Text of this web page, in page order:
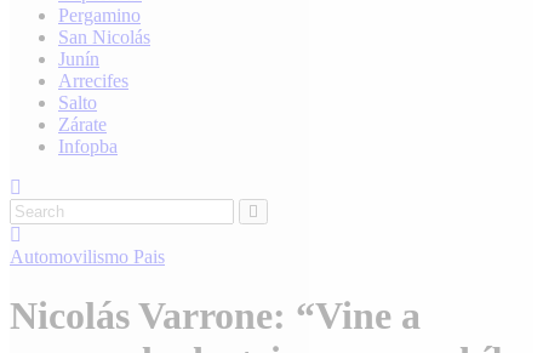
Pergamino
San Nicolás
Junín
Arrecifes
Salto
Zárate
Infopba
Automovilismo Pais
Nicolás Varrone: “Vine a